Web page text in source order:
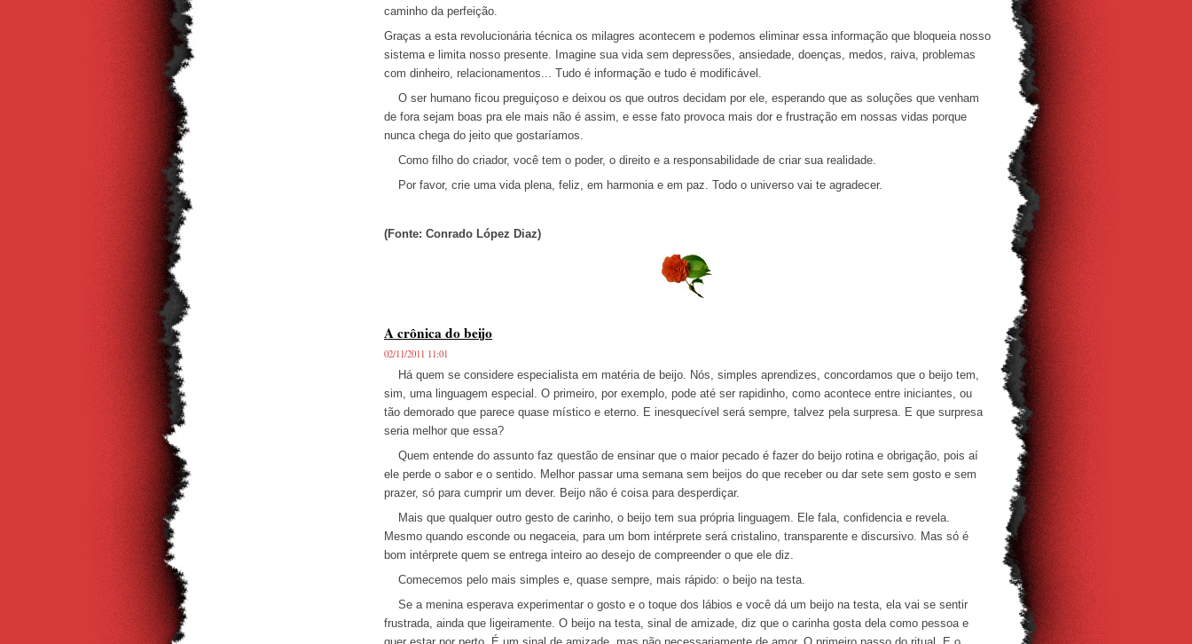
caminho da perfeição.
Graças a esta revolucionária técnica os milagres acontecem e podemos eliminar essa informação que bloqueia nosso
sistema e limita nosso presente. Imagine sua vida sem depressões, ansiedade, doenças, medos, raiva, problemas
com dinheiro, relacionamentos... Tudo é informação e tudo é modificável.
O ser humano ficou preguiçoso e deixou os que outros decidam por ele, esperando que as soluções que venham
de fora sejam boas pra ele mais não é assim, e esse fato provoca mais dor e frustração em nossas vidas porque
nunca chega do jeito que gostaríamos.
Como filho do criador, você tem o poder, o direito e a responsabilidade de criar sua realidade.
Por favor, crie uma vida plena, feliz, em harmonia e em paz. Todo o universo vai te agradecer.
(Fonte: Conrado López Diaz)
A crônica do beijo
02/11/2011 11:01
Há quem se considere especialista em matéria de beijo. Nós, simples aprendizes, concordamos que o beijo tem,
sim, uma linguagem especial. O primeiro, por exemplo, pode até ser rapidinho, como acontece entre iniciantes, ou
tão demorado que parece quase místico e eterno. E inesquecível será sempre, talvez pela surpresa. E que surpresa
seria melhor que essa?
Quem entende do assunto faz questão de ensinar que o maior pecado é fazer do beijo rotina e obrigação, pois aí
ele perde o sabor e o sentido. Melhor passar uma semana sem beijos do que receber ou dar sete sem gosto e sem
prazer, só para cumprir um dever. Beijo não é coisa para desperdiçar.
Mais que qualquer outro gesto de carinho, o beijo tem sua própria linguagem. Ele fala, confidencia e revela.
Mesmo quando esconde ou negaceia, para um bom intérprete será cristalino, transparente e discursivo. Mas só é
bom intérprete quem se entrega inteiro ao desejo de compreender o que ele diz.
Comecemos pelo mais simples e, quase sempre, mais rápido: o beijo na testa.
Se a menina esperava experimentar o gosto e o toque dos lábios e você dá um beijo na testa, ela vai se sentir
frustrada, ainda que ligeiramente. O beijo na testa, sinal de amizade, diz que o carinha gosta dela como pessoa e